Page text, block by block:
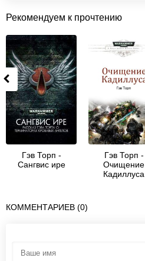
Рекомендуем к прочтению
Гэв Торп -
Сангвис ире
Гэв Торп -
Очищение
Кадиллуса
КОММЕНТАРИЕВ (0)